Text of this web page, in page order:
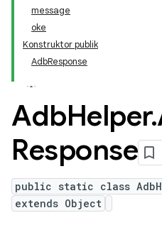
message
oke
Konstruktor publik
AdbResponse
AdbHelper.
Response
public static class
extends Object